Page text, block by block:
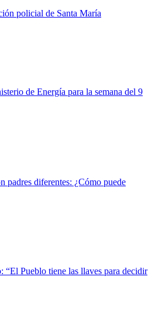
policial de Santa María
de Energía para la semana del 9
padres diferentes: ¿Cómo puede
Pueblo tiene las llaves para decidir